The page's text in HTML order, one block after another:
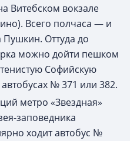
Витебском вокзале
Всего полчаса — и
Пушкин. Оттуда до
можно дойти пешком
Софийскую
№ 371 или 382.
метро «Звездная»
заповедника
ходит автобус №